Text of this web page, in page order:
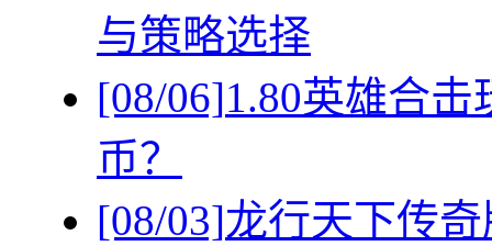
与策略选择
[08/06]1.80英雄合
币？
[08/03]龙行天下传